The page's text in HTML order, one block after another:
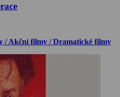
Akční filmy / Dramatické filmy